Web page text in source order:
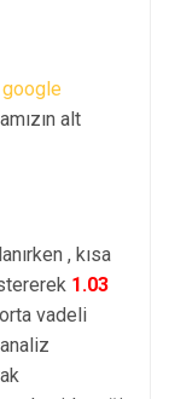
google
alt
, kısa
1.03
vadeli